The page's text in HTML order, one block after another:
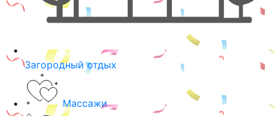
Загородный отдых
Массажи